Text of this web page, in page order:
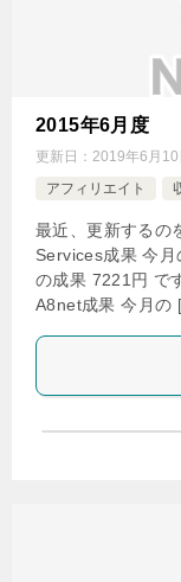
2015年6月度
更新日： 2019年6月10
アフィリエイト
最近、更新するの
Services成果 今
の成果 7221円 で
A8net成果 今月